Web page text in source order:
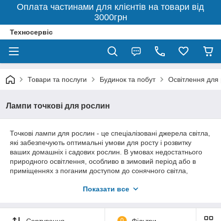
Оплата частинами для клієнтів на товари від
3000грн
Техносервіс
Товари та послуги Будинок та побут Освітлення для
Лампи точкові для рослин
Точкові лампи для рослин - це спеціалізовані джерела світла,
які забезпечують оптимальні умови для росту і розвитку
ваших домашніх і садових рослин. В умовах недостатнього
природного освітлення, особливо в зимовий період або в
приміщеннях з поганим доступом до сонячного світла,
рослинам отримувати необхідну дозу світла для
активному росту.
Показати все